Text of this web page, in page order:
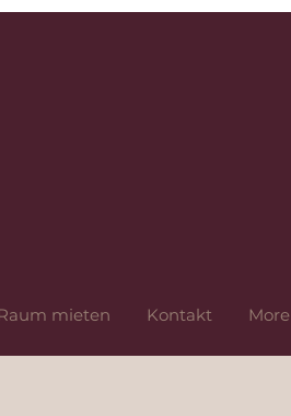
mieten Kontakt More